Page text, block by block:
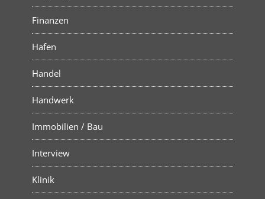
Finanzen
Hafen
Handel
Handwerk
Immobilien / Bau
Interview
Klinik